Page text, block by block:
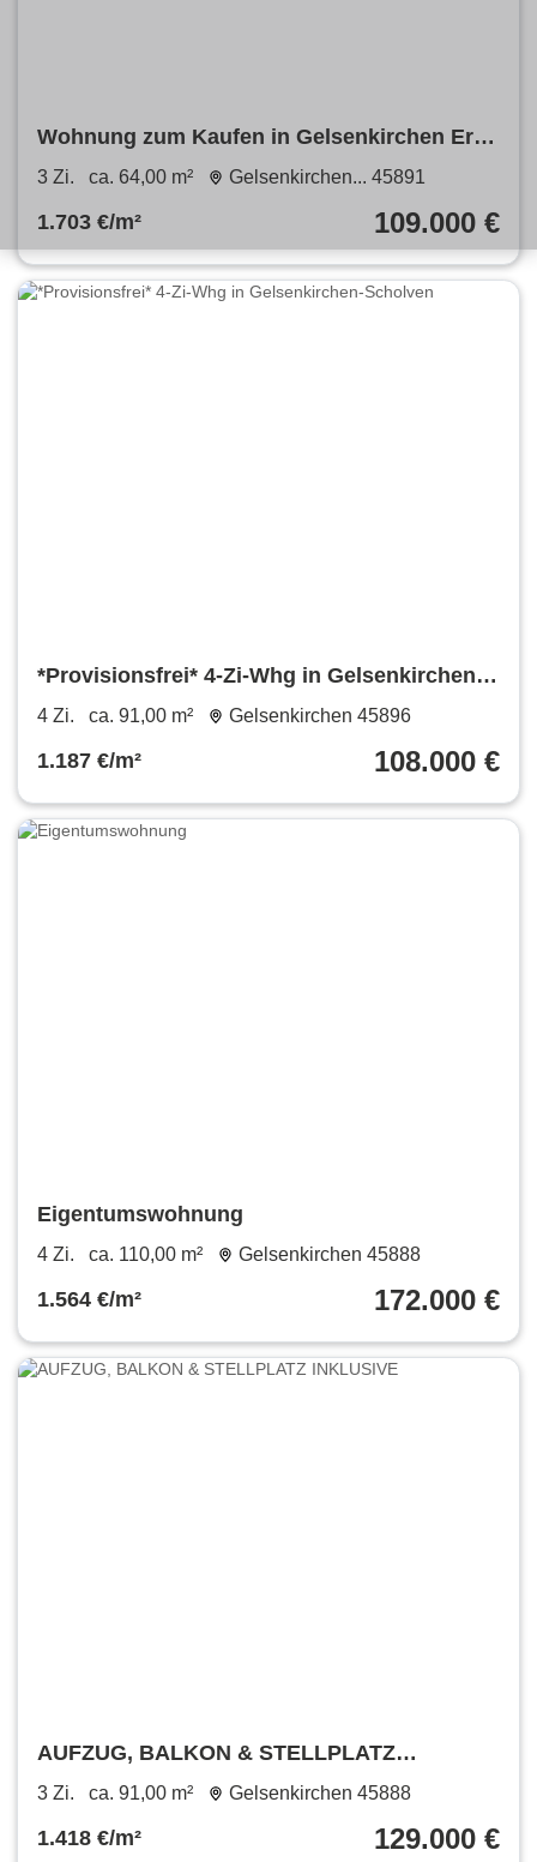
Wohnung zum Kaufen in Gelsenkirchen Erle
109.000 € 64 m²
3 Zi. ca. 64,00 m² Gelsenkirchen... 45891
1.703 €/m² 109.000 €
*Provisionsfrei* 4-Zi-Whg in Gelsenkirchen-
Scholven
4 Zi. ca. 91,00 m² Gelsenkirchen 45896
1.187 €/m² 108.000 €
Eigentumswohnung
4 Zi. ca. 110,00 m² Gelsenkirchen 45888
1.564 €/m² 172.000 €
AUFZUG, BALKON & STELLPLATZ
INKLUSIVE
3 Zi. ca. 91,00 m² Gelsenkirchen 45888
1.418 €/m² 129.000 €